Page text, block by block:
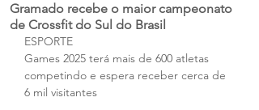
Gramado recebe o maior campeonato
de Crossfit do Sul do Brasil
ESPORTE
Games 2025 terá mais de 600 atletas
competindo e espera receber cerca de
6 mil visitantes